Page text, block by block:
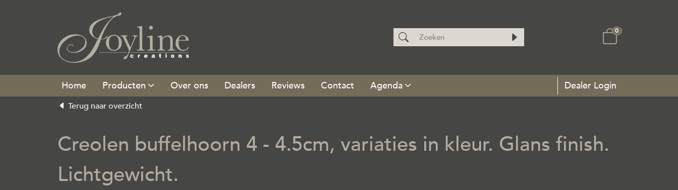
0
Producten Over ons Dealers Reviews Contact Agenda Dealer Login
Terug naar overzicht
Creolen buffelhoorn 4 - 4.5cm, variaties in kleur. Glans finish.
Lichtgewicht.